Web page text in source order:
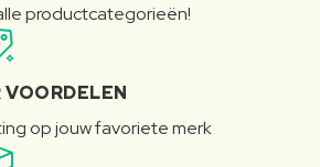
productcategorieën!
VOORDELEN
op jouw favoriete merk